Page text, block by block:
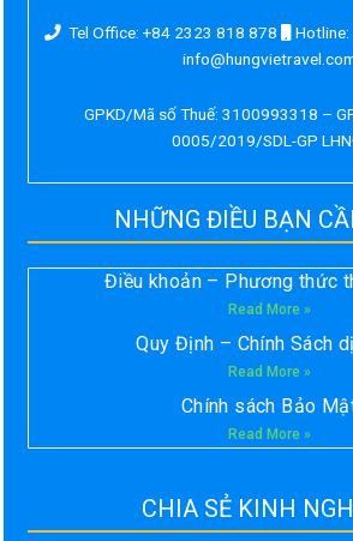
Tel Office: +84 2323 818 878
GPKD/Mã số Thuế: 3100993318 –
0005/2019/SDL-GP
NHỮNG ĐIỀU BẠN
Điều khoản – Phương thức
Read More »
Quy Định – Chính Sách
Read More »
Chính sách Bảo
Read More »
CHIA SẺ KINH